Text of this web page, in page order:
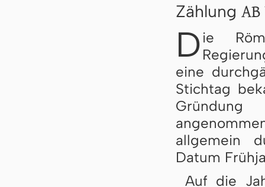
Zählung AB
D ie
eine
Stichtag
allgemein
Datum
Auf die